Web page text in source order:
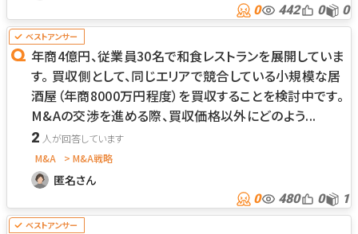
0 442 0 0
年商4億円、従業員30名で和食レストランを展開していま
す。 買収側として、同じエリアで競合している小規模な居
酒屋（年商8000万円程度）を買収することを検討中です。
M&Aの交渉を進める際、買収価格以外にどのよう...
2
M&A > M&A戦略
匿名さん
0 480 0 1